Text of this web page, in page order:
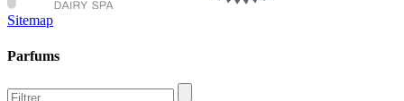
Sitemap
Parfums